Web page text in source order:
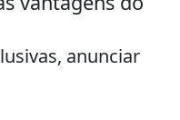
anunciar